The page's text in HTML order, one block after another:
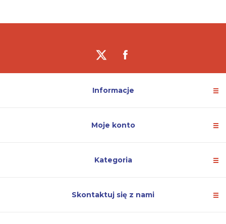
Informacje
Moje konto
Kategoria
Skontaktuj się z nami